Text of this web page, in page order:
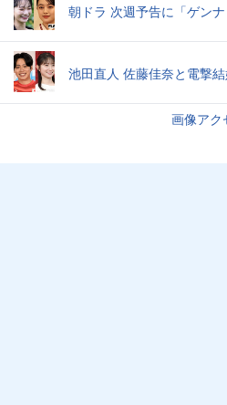
朝ドラ 次週予告に「ゲンナ
池田直人 佐藤佳奈と電撃
画像アク